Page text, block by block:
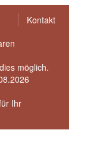
Kontakt
möglich.
Ihr